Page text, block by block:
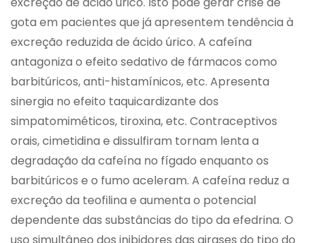
gota em pacientes que já apresentem tendência à
excreção reduzida de ácido úrico. A cafeína
antagoniza o efeito sedativo de fármacos como
barbitúricos, anti-histamínicos, etc. Apresenta
sinergia no efeito taquicardizante dos
simpatomiméticos, tiroxina, etc. Contraceptivos
orais, cimetidina e dissulfiram tornam lenta a
degradação da cafeína no fígado enquanto os
barbitúricos e o fumo aceleram. A cafeína reduz a
excreção da teofilina e aumenta o potencial
dependente das substâncias do tipo da efedrina. O